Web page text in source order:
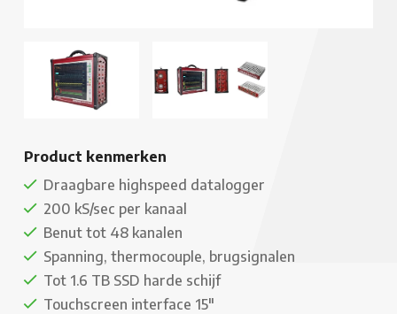
Product kenmerken
Draagbare highspeed datalogger
200 kS/sec per kanaal
Benut tot 48 kanalen
Spanning, thermocouple, brugsignalen
Tot 1.6 TB SSD harde schijf
Touchscreen interface 15"